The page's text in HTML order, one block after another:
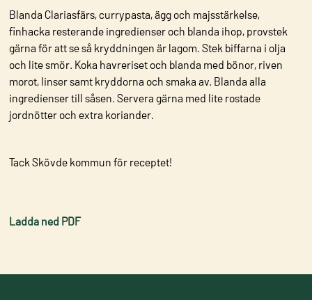
Blanda Clariasfärs, currypasta, ägg och majsstärkelse,
finhacka resterande ingredienser och blanda ihop, provstek
gärna för att se så kryddningen är lagom. Stek biffarna i olja
och lite smör. Koka havreriset och blanda med bönor, riven
morot, linser samt kryddorna och smaka av. Blanda alla
ingredienser till såsen. Servera gärna med lite rostade
jordnötter och extra koriander.
Tack Skövde kommun för receptet!
Ladda ned PDF